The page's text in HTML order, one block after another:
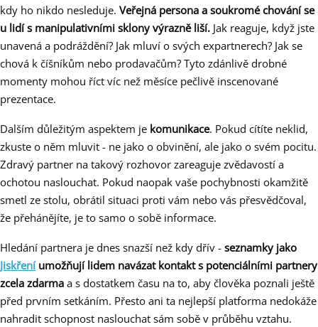
kdy ho nikdo nesleduje. Veřejná persona a soukromé chování se
u lidí s manipulativními sklony výrazně liší. Jak reaguje, když jste
unavená a podráždění? Jak mluví o svých expartnerech? Jak se
chová k číšníkům nebo prodavačům? Tyto zdánlivě drobné
momenty mohou říct víc než měsíce pečlivě inscenované
prezentace.
Dalším důležitým aspektem je komunikace. Pokud cítíte neklid,
zkuste o něm mluvit - ne jako o obvinění, ale jako o svém pocitu.
Zdravý partner na takový rozhovor zareaguje zvědavostí a
ochotou naslouchat. Pokud naopak vaše pochybnosti okamžitě
smetl ze stolu, obrátil situaci proti vám nebo vás přesvědčoval,
že přehánějíte, je to samo o sobě informace.
Hledání partnera je dnes snazší než kdy dřív - seznamky jako
Jiskřeníumožňují lidem navázat kontakt s potenciálními partnery
zcela zdarma a s dostatkem času na to, aby člověka poznali ještě
před prvním setkáním. Přesto ani ta nejlepší platforma nedokáže
nahradit schopnost naslouchat sám sobě v průběhu vztahu.